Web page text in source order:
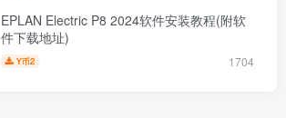
EPLAN Electric P8 2024软件安装教程(附软
件下载地址)
Y币2 1704